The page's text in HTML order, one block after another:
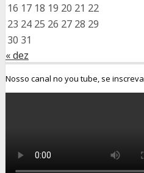
16 17 18 19 20 21 22
23 24 25 26 27 28 29
30 31
« dez
Nosso canal no you tube, se inscreva